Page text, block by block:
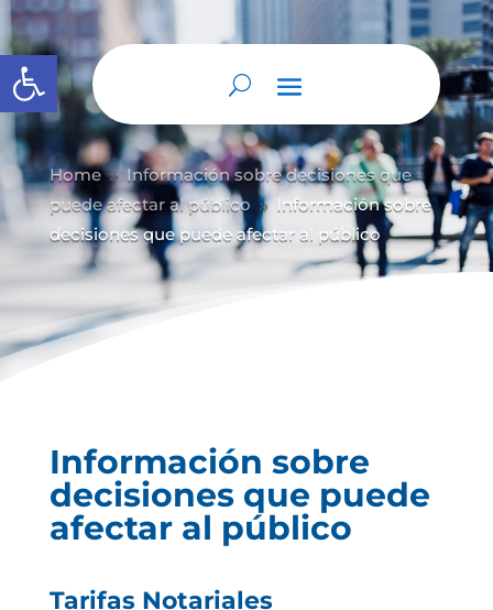
Abrir barra de herramientas
Home 9 Información sobre decisiones que
puede afectar al público 9 Información sobre
decisiones que puede afectar al público
Información sobre
decisiones que puede
afectar al público
Tarifas Notariales